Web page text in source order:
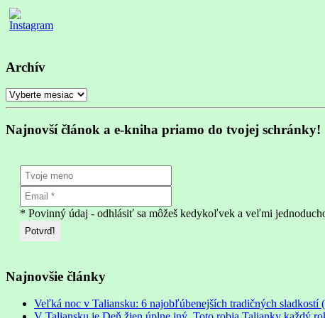
Archív
Archív
Najnovší článok a e-kniha priamo do tvojej schránky!
* Povinný údaj - odhlásiť sa môžeš kedykoľvek a veľmi
Najnovšie články
Veľká noc v Taliansku: 6 najobľúbenejších tradičných sladkostí